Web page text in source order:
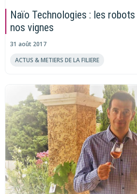
Naïo Technologies : les
nos vignes
31 août 2017
ACTUS & METIERS DE LA FILIERE